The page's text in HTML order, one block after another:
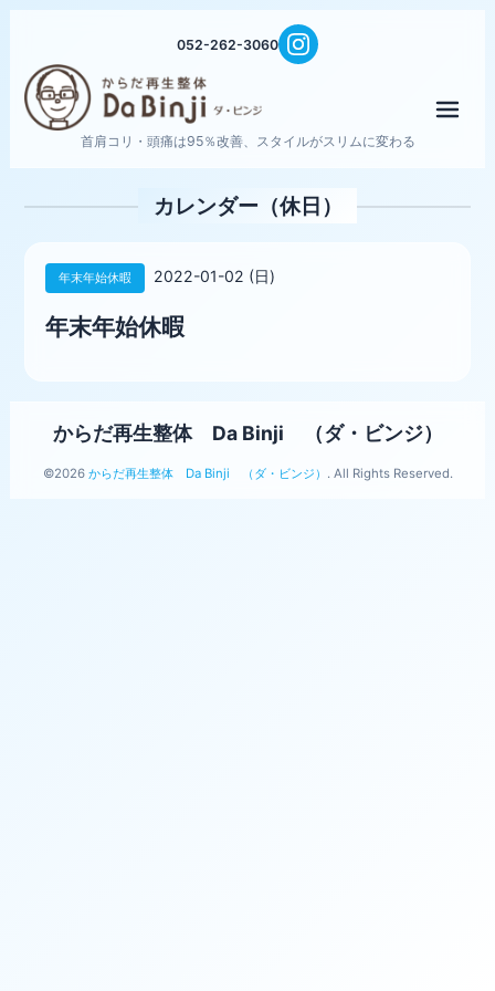
052-262-3060
首肩コリ・頭痛は95％改善、スタイルがスリムに変わる
カレンダー（休日）
年末年始休暇 2022-01-02 (日)
年末年始休暇
からだ再生整体 Da Binji （ダ・ビンジ）
©2026 からだ再生整体 Da Binji （ダ・ビンジ） . All Rights Reserved.